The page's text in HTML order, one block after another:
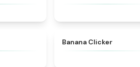
Banana Clicker